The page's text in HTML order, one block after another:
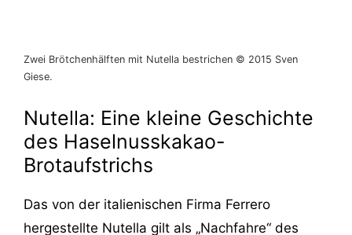
Zwei Brötchenhälften mit Nutella bestrichen © 2015 Sven
Giese.
Nutella: Eine kleine Geschichte
des Haselnusskakao-
Brotaufstrichs
Das von der italienischen Firma Ferrero
hergestellte Nutella gilt als „Nachfahre“ des